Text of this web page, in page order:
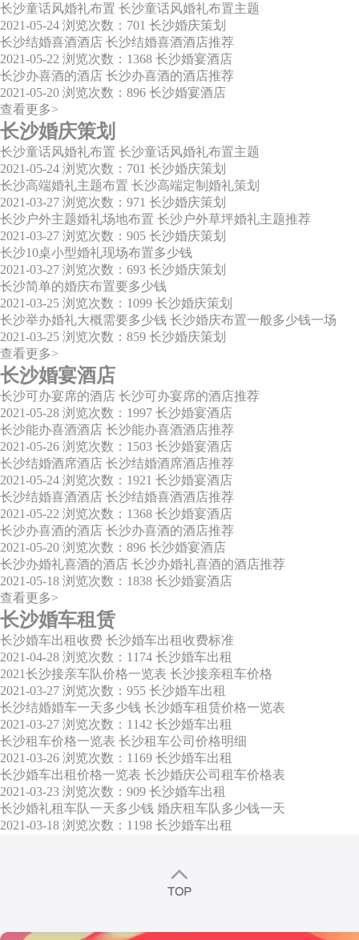
长沙童话风婚礼布置 长沙童话风婚礼布置主题
2021-05-24 浏览次数：701 长沙婚庆策划
长沙结婚喜酒酒店 长沙结婚喜酒酒店推荐
2021-05-22 浏览次数：1368 长沙婚宴酒店
长沙办喜酒的酒店 长沙办喜酒的酒店推荐
2021-05-20 浏览次数：896 长沙婚宴酒店
查看更多>
长沙婚庆策划
长沙童话风婚礼布置 长沙童话风婚礼布置主题
2021-05-24 浏览次数：701 长沙婚庆策划
长沙高端婚礼主题布置 长沙高端定制婚礼策划
2021-03-27 浏览次数：971 长沙婚庆策划
长沙户外主题婚礼场地布置 长沙户外草坪婚礼主题推荐
2021-03-27 浏览次数：905 长沙婚庆策划
长沙10桌小型婚礼现场布置多少钱
2021-03-27 浏览次数：693 长沙婚庆策划
长沙简单的婚庆布置要多少钱
2021-03-25 浏览次数：1099 长沙婚庆策划
长沙举办婚礼大概需要多少钱 长沙婚庆布置一般多少钱一场
2021-03-25 浏览次数：859 长沙婚庆策划
查看更多>
长沙婚宴酒店
长沙可办宴席的酒店 长沙可办宴席的酒店推荐
2021-05-28 浏览次数：1997 长沙婚宴酒店
长沙能办喜酒酒店 长沙能办喜酒酒店推荐
2021-05-26 浏览次数：1503 长沙婚宴酒店
长沙结婚酒席酒店 长沙结婚酒席酒店推荐
2021-05-24 浏览次数：1921 长沙婚宴酒店
长沙结婚喜酒酒店 长沙结婚喜酒酒店推荐
2021-05-22 浏览次数：1368 长沙婚宴酒店
长沙办喜酒的酒店 长沙办喜酒的酒店推荐
2021-05-20 浏览次数：896 长沙婚宴酒店
长沙办婚礼喜酒的酒店 长沙办婚礼喜酒的酒店推荐
2021-05-18 浏览次数：1838 长沙婚宴酒店
查看更多>
长沙婚车租赁
长沙婚车出租收费 长沙婚车出租收费标准
2021-04-28 浏览次数：1174 长沙婚车出租
2021长沙接亲车队价格一览表 长沙接亲租车价格
2021-03-27 浏览次数：955 长沙婚车出租
长沙结婚婚车一天多少钱 长沙婚车租赁价格一览表
2021-03-27 浏览次数：1142 长沙婚车出租
长沙租车价格一览表 长沙租车公司价格明细
2021-03-26 浏览次数：1169 长沙婚车出租
长沙婚车出租价格一览表 长沙婚庆公司租车价格表
2021-03-23 浏览次数：909 长沙婚车出租
长沙婚礼租车队一天多少钱 婚庆租车队多少钱一天
2021-03-18 浏览次数：1198 长沙婚车出租